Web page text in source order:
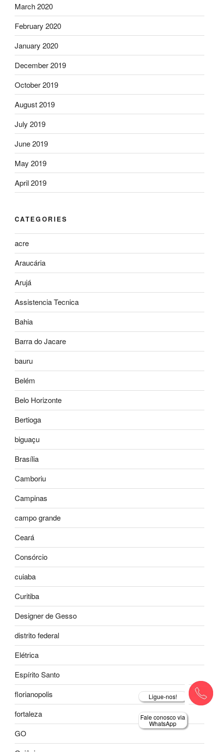
Fale conosco via
WhatsApp
Ligue-nos!
March 2020
February 2020
January 2020
December 2019
October 2019
August 2019
July 2019
June 2019
May 2019
April 2019
CATEGORIES
acre
Araucária
Arujá
Assistencia Tecnica
Bahia
Barra do Jacare
bauru
Belém
Belo Horizonte
Bertioga
biguaçu
Brasília
Camboriu
Campinas
campo grande
Ceará
Consórcio
cuiaba
Curitiba
Designer de Gesso
distrito federal
Elétrica
Espírito Santo
florianopolis
fortaleza
GO